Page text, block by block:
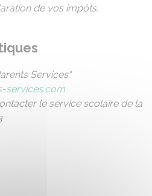
de vos impôts.
Services"
services.com
le service scolaire de la